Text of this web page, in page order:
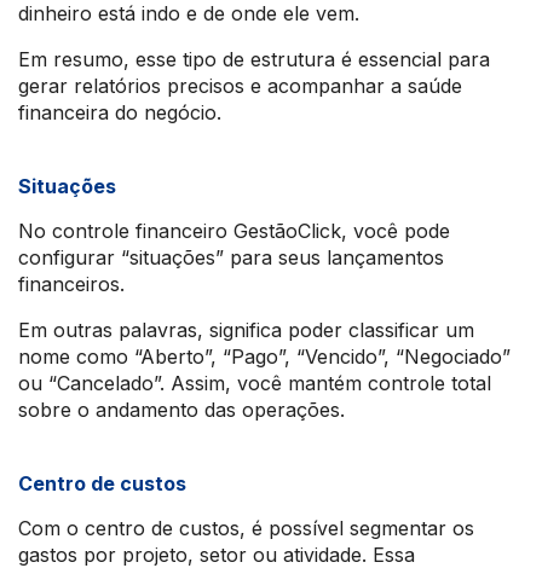
dinheiro está indo e de onde ele vem.
Em resumo, esse tipo de estrutura é essencial para
gerar relatórios precisos e acompanhar a saúde
financeira do negócio.
Situações
No controle financeiro GestãoClick, você pode
configurar “situações” para seus lançamentos
financeiros.
Em outras palavras, significa poder classificar um
nome como “Aberto”, “Pago”, “Vencido”, “Negociado”
ou “Cancelado”. Assim, você mantém controle total
sobre o andamento das operações.
Centro de custos
Com o centro de custos, é possível segmentar os
gastos por projeto, setor ou atividade. Essa